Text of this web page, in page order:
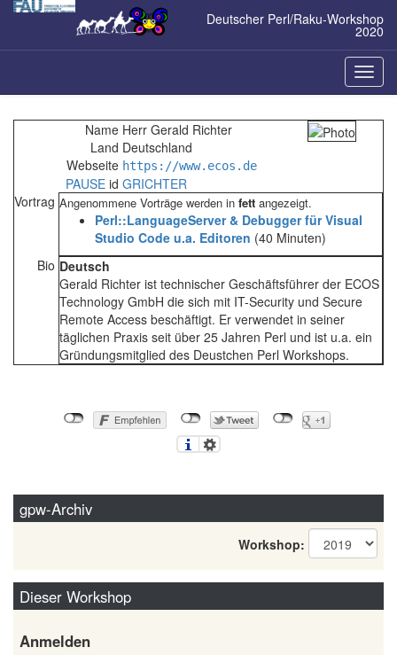
Zum
Deutscher Perl/Raku-Workshop
2020
ein-/
Name Herr Gerald Richter
Land Deutschland
Webseite https://www.ecos.de
PAUSEid GRICHTER
Vortrag Angenommene Vorträge werden in fett angezeigt.
‎Perl::LanguageServer & Debugger für Visual
Studio Code u.a. Editoren‎ (40 Minuten)
Bio Deutsch
Gerald Richter ist technischer Geschäftsführer der ECOS
Technology GmbH die sich mit IT-Security und Secure
Remote Access beschäftigt. Er verwendet in seiner
täglichen Praxis seit über 25 Jahren Perl und ist u.a. ein
Gründungsmitglied des Deustchen Perl Workshops.
gpw-Archiv
Workshop:
Dieser Workshop
Anmelden